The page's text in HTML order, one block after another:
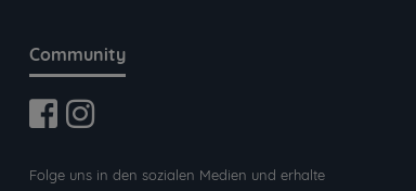
Community
Folge uns in den sozialen Medien und erhalte